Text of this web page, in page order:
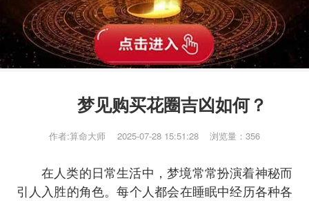
梦见购买花圈吉凶如何？
作者:算命大师 2025-07-28 15:51:28 浏览量：356
在人类的日常生活中，梦境常常扮演着神秘而
引人入胜的角色。每个人都会在睡眠中经历各种各